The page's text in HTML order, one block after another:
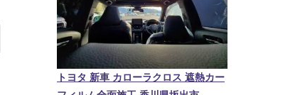
トヨタ 新車 カローラクロス 遮熱カー